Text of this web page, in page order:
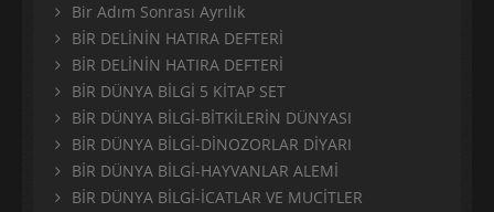
Bir Adım Sonrası Ayrılık
BİR DELİNİN HATIRA DEFTERİ
BİR DELİNİN HATIRA DEFTERİ
BİR DÜNYA BİLGİ 5 KİTAP SET
BİR DÜNYA BİLGİ-BİTKİLERİN DÜNYASI
BİR DÜNYA BİLGİ-DİNOZORLAR DİYARI
BİR DÜNYA BİLGİ-HAYVANLAR ALEMİ
BİR DÜNYA BİLGİ-İCATLAR VE MUCİTLER